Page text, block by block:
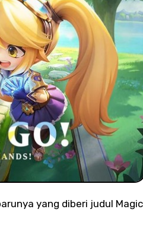
yang diberi judul Magic